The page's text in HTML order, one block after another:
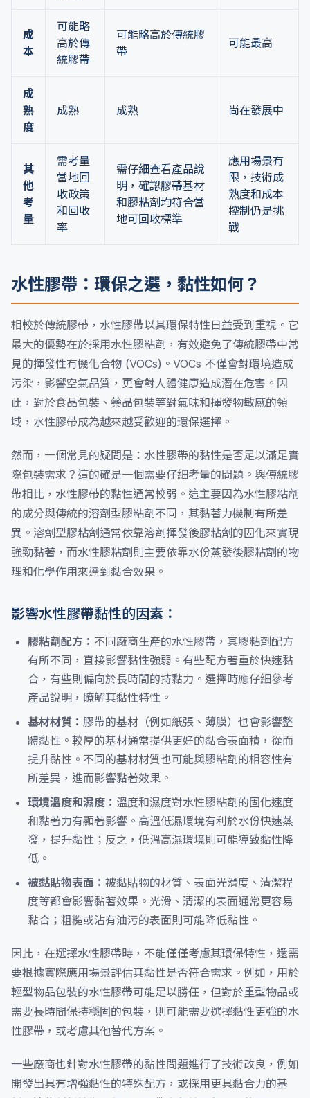
成
本
可能略
高於傳
統膠帶
可能略高於傳統膠
帶
可能最高
成
熟
度
成熟 成熟 尚在發展中
其
他
考
量
需考量
當地回
收政策
和回收
率
需仔細查看產品說
明，確認膠帶基材
和膠粘劑均符合當
地可回收標準
應用場景有
限，技術成
熟度和成本
控制仍是挑
戰
水性膠帶：環保之選，黏性如何？
相較於傳統膠帶，水性膠帶以其環保特性日益受到重視。它
最大的優勢在於採用水性膠粘劑，有效避免了傳統膠帶中常
見的揮發性有機化合物 (VOCs)。VOCs 不僅會對環境造成
污染，影響空氣品質，更會對人體健康造成潛在危害。因
此，對於食品包裝、藥品包裝等對氣味和揮發物敏感的領
域，水性膠帶成為越來越受歡迎的環保選擇。
然而，一個常見的疑問是：水性膠帶的黏性是否足以滿足實
際包裝需求？這的確是一個需要仔細考量的問題。與傳統膠
帶相比，水性膠帶的黏性通常較弱。這主要因為水性膠粘劑
的成分與傳統的溶劑型膠粘劑不同，其黏著力機制有所差
異。溶劑型膠粘劑通常依靠溶劑揮發後膠粘劑的固化來實現
強勁黏著，而水性膠粘劑則主要依靠水份蒸發後膠粘劑的物
理和化學作用來達到黏合效果。
影響水性膠帶黏性的因素：
膠粘劑配方： 不同廠商生產的水性膠帶，其膠粘劑配方
有所不同，直接影響黏性強弱。有些配方著重於快速黏
合，有些則偏向於長時間的持黏力。選擇時應仔細參考
產品說明，瞭解其黏性特性。
基材材質： 膠帶的基材（例如紙張、薄膜）也會影響整
體黏性。較厚的基材通常提供更好的黏合表面積，從而
提升黏性。不同的基材材質也可能與膠粘劑的相容性有
所差異，進而影響黏著效果。
環境溫度和濕度： 溫度和濕度對水性膠粘劑的固化速度
和黏著力有顯著影響。高溫低濕環境有利於水份快速蒸
發，提升黏性；反之，低溫高濕環境則可能導致黏性降
低。
被黏貼物表面： 被黏貼物的材質、表面光滑度、清潔程
度等都會影響黏著效果。光滑、清潔的表面通常更容易
黏合；粗糙或沾有油污的表面則可能降低黏性。
因此，在選擇水性膠帶時，不能僅僅考慮其環保特性，還需
要根據實際應用場景評估其黏性是否符合需求。例如，用於
輕型物品包裝的水性膠帶可能足以勝任，但對於重型物品或
需要長時間保持穩固的包裝，則可能需要選擇黏性更強的水
性膠帶，或考慮其他替代方案。
一些廠商也針對水性膠帶的黏性問題進行了技術改良，例如
開發出具有增強黏性的特殊配方，或採用更具黏合力的基